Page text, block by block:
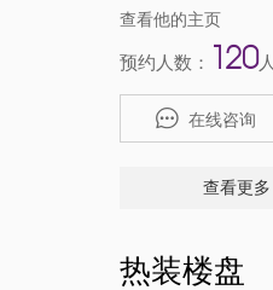
查看他的主页
预约人数： 120人
在线咨询
查看更多
热装楼盘